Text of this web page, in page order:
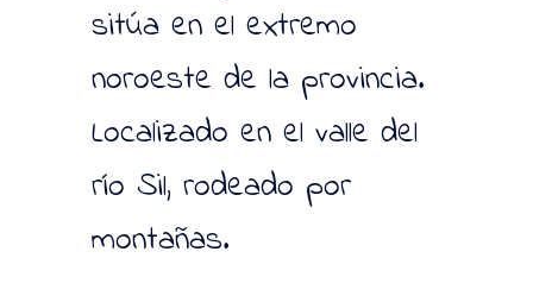
sitúa en el extremo
noroeste de la provincia.
Localizado en el valle del
río Sil, rodeado por
montañas.